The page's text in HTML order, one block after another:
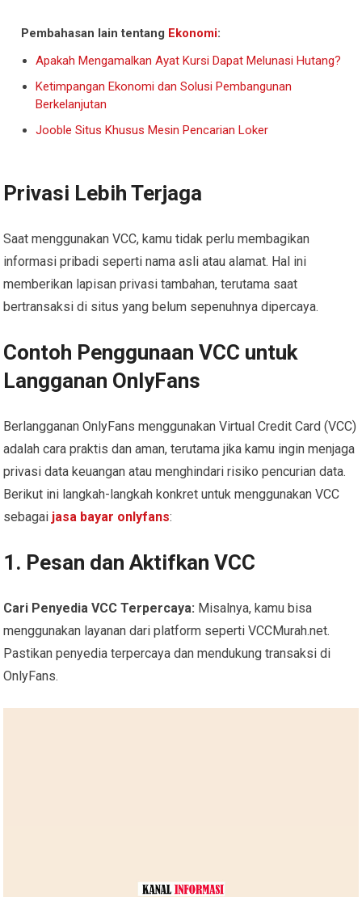
Pembahasan lain tentang Ekonomi:
Apakah Mengamalkan Ayat Kursi Dapat Melunasi Hutang?
Ketimpangan Ekonomi dan Solusi Pembangunan
Berkelanjutan
Jooble Situs Khusus Mesin Pencarian Loker
Privasi Lebih Terjaga
Saat menggunakan VCC, kamu tidak perlu membagikan
informasi pribadi seperti nama asli atau alamat. Hal ini
memberikan lapisan privasi tambahan, terutama saat
bertransaksi di situs yang belum sepenuhnya dipercaya.
Contoh Penggunaan VCC untuk
Langganan OnlyFans
Berlangganan OnlyFans menggunakan Virtual Credit Card (VCC)
adalah cara praktis dan aman, terutama jika kamu ingin menjaga
privasi data keuangan atau menghindari risiko pencurian data.
Berikut ini langkah-langkah konkret untuk menggunakan VCC
sebagai jasa bayar onlyfans:
1. Pesan dan Aktifkan VCC
Cari Penyedia VCC Terpercaya: Misalnya, kamu bisa
menggunakan layanan dari platform seperti VCCMurah.net.
Pastikan penyedia terpercaya dan mendukung transaksi di
OnlyFans.